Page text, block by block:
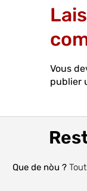
Vous
publier
Que de nòu ?Tout